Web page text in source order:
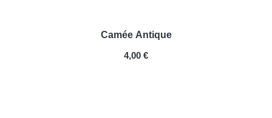
Camée Antique
PRIX
4,00 €